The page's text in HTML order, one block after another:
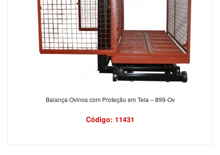
Balança Ovinos com Proteção em Tela – 899-Ov
Código: 11431